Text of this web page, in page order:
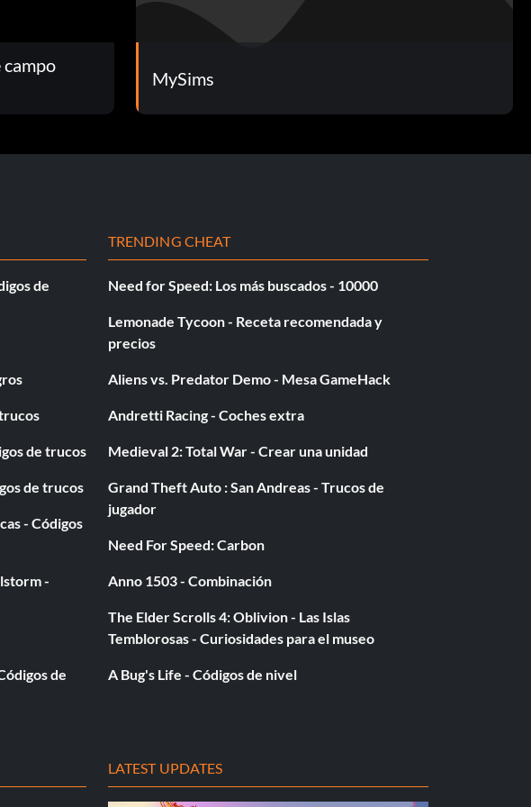
MySims
de
de trucos
de trucos
- Códigos
-
de
TRENDING CHEAT
Need for Speed: Los más buscados - 10000
Lemonade Tycoon - Receta recomendada y
precios
Aliens vs. Predator Demo - Mesa GameHack
Andretti Racing - Coches extra
Medieval 2: Total War - Crear una unidad
Grand Theft Auto : San Andreas - Trucos de
jugador
Need For Speed: Carbon
Anno 1503 - Combinación
The Elder Scrolls 4: Oblivion - Las Islas
Temblorosas - Curiosidades para el museo
A Bug's Life - Códigos de nivel
LATEST UPDATES